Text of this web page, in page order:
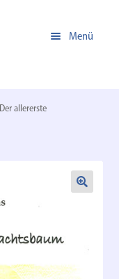
Menü
Der allererste